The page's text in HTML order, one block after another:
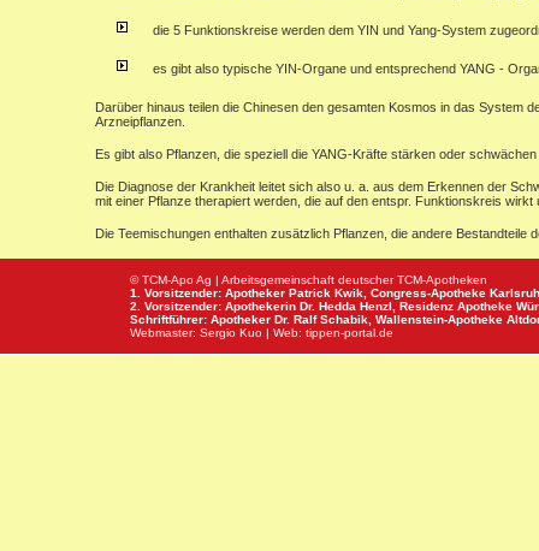
die 5 Funktionskreise werden dem YIN und Yang-System
es gibt also typische YIN-Organe und entsprechend YANG -
Darüber hinaus teilen die Chinesen den gesamten Kosmos in das System
Arzneipflanzen.
Es gibt also Pflanzen, die speziell die YANG-Kräfte stärken oder
Die Diagnose der Krankheit leitet sich also u. a. aus dem Erkennen der
mit einer Pflanze therapiert werden, die auf den entspr. Funktionskreis
Die Teemischungen enthalten zusätzlich Pflanzen, die andere
© TCM-Apo Ag | Arbeitsgemeinschaft deutscher TCM-Apotheken
1. Vorsitzender: Apotheker Patrick Kwik, Congress-Apotheke
2. Vorsitzender: Apothekerin Dr. Hedda Henzl, Residenz Apotheke
Schriftführer: Apotheker Dr. Ralf Schabik, Wallenstein-Apotheke
Webmaster: Sergio Kuo | Web: tippen-portal.de